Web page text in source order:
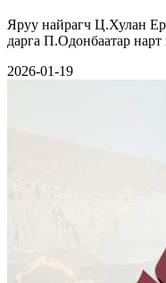
Яруу найрагч Ц.Хулан
дарга П.Одонбаатар
2026-01-19